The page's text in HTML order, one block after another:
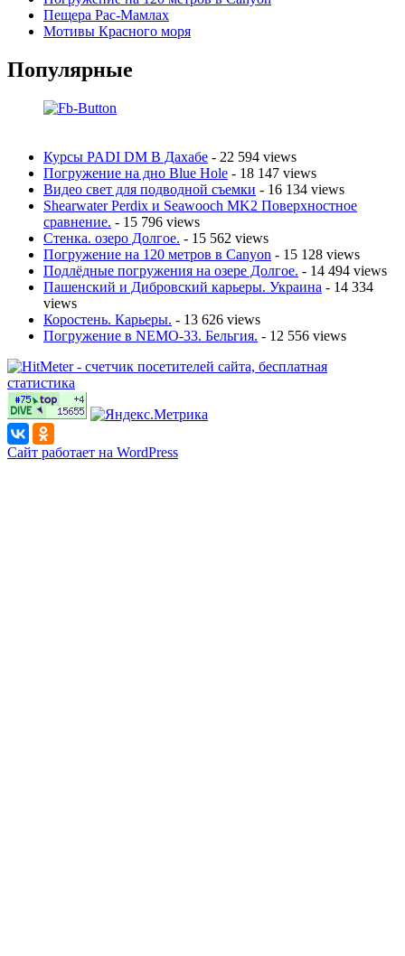
Пещера Рас-Мамлах
Мотивы Красного моря
Популярные
Курсы PADI DM В Дахабе - 22 594 views
Погружение на дно Blue Hole - 18 147 views
Видео свет для подводной съемки - 16 134 views
Shearwater Perdix и Seawooch MK2 Поверхностное
сравнение. - 15 796 views
Стенка. озеро Долгое. - 15 562 views
Погружение на 120 метров в Canyon - 15 128 views
Подлёдные погружения на озере Долгое. - 14 494 views
Пашенский и Дибровский карьеры. Украина - 14 334
views
Коростень. Карьеры. - 13 626 views
Погружение в NEMO-33. Бельгия. - 12 556 views
Сайт работает на WordPress